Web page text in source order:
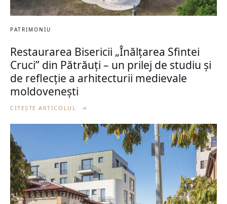
PATRIMONIU
Restaurarea Bisericii „Înălțarea Sfintei
Cruci” din Pătrăuți – un prilej de studiu și
de reflecție a arhitecturii medievale
moldovenești
CITEȘTE ARTICOLUL →